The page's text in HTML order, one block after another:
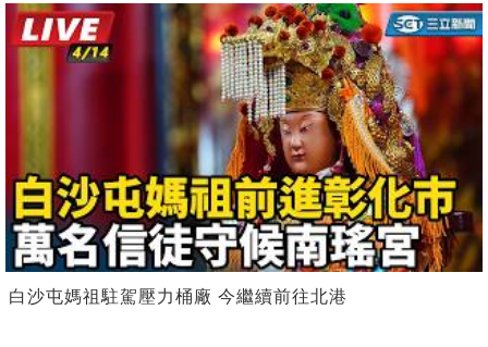
白沙屯媽祖駐駕壓力桶廠 今繼續前往北港